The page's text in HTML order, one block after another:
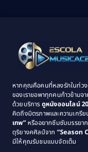
1995
1993
1989
1987
1985
1983
หากคุณคือคนที่หลงรักในท่วง
ของเราขอพาทุกคนก้าวข้าม
ด้วยบริการ ดูหนังออนไลน์
คิดถึงมิตรภาพและความเกรี
เทพ”หรืออยากซึมซับบรรยา
ดุริยางคศิลป์จาก “Season
มีให้คุณรับชมแบบจัดเต็ม